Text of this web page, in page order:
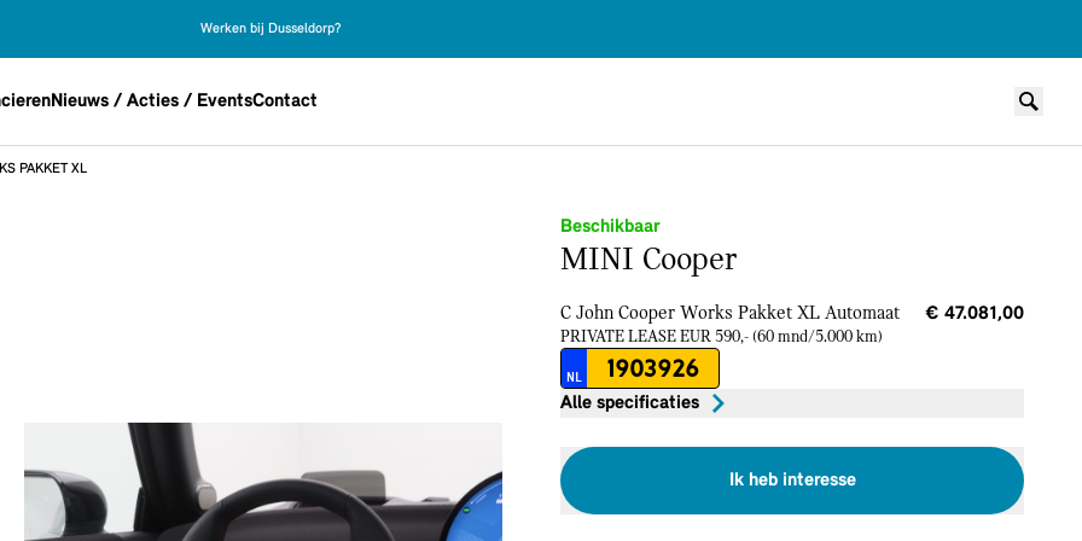
Werken bij Dusseldorp?
Nieuws / Acties / EventsContact
PAKKET XL
Beschikbaar
MINI Cooper
C John Cooper Works Pakket XL Automaat € 47.081,00
PRIVATE LEASE EUR 590,- (60 mnd/5.000 km)
NL 1903926
Alle specificaties
Ik heb interesse